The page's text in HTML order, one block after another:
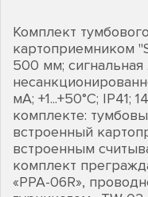
Комплект
картоприемником
500 мм; сигнальная
мА; +1...+50°C; IP41;
комплекте:
встроенный
встроенным
комплект
«PPA-06R»,